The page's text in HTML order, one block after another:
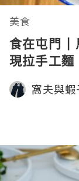
美食
食在屯門 |
現拉手工麵
窩夫與蝦